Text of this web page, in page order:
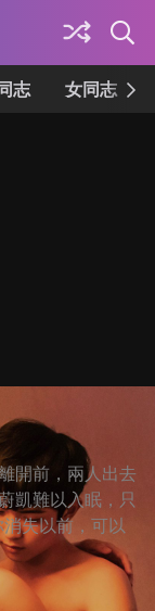
志 女同志
開前，兩人出去
凱難以入眠，只
失以前，可以